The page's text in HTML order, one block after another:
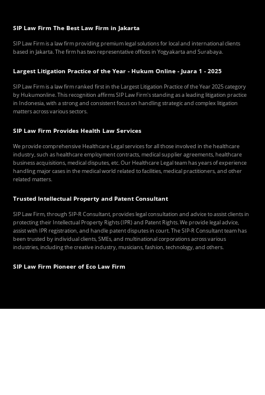
SIP Law Firm The Best Law Firm in Jakarta
SIP Law Firm is a law firm providing premium legal solutions for local and international clients
based in Jakarta. The firm has two representative offices in Yogyakarta and Surabaya.
Largest Litigation Practice of the Year - Hukum Online - Juara 1 - 2025
SIP Law Firm is a law firm ranked first in the Largest Litigation Practice of the Year 2025 category
by Hukumonline. This recognition affirms SIP Law Firm's standing as a leading litigation practice
in Indonesia, with a strong and consistent focus on handling strategic and complex litigation
matters across various sectors.
SIP Law Firm Provides Health Law Services
We provide comprehensive Healthcare Legal services for all those involved in the healthcare
industry, such as healthcare employment contracts, medical supplier agreements, healthcare
business acquisitions, medical disputes, etc. Our Healthcare Legal team has years of experience
handling major cases in the medical world related to facilities, medical practitioners, and other
related matters.
Trusted Intellectual Property and Patent Consultant
SIP Law Firm, through SIP-R Consultant, provides legal consultation and advice to assist clients in
protecting their Intellectual Property Rights (IPR) and Patent Rights. We provide legal advice,
assist with IPR registration, and handle patent disputes in court. The SIP-R Consultant team has
been trusted by individual clients, SMEs, and multinational corporations across various
industries, including the creative industry, musicians, fashion, technology, and others.
SIP Law Firm Pioneer of Eco Law Firm